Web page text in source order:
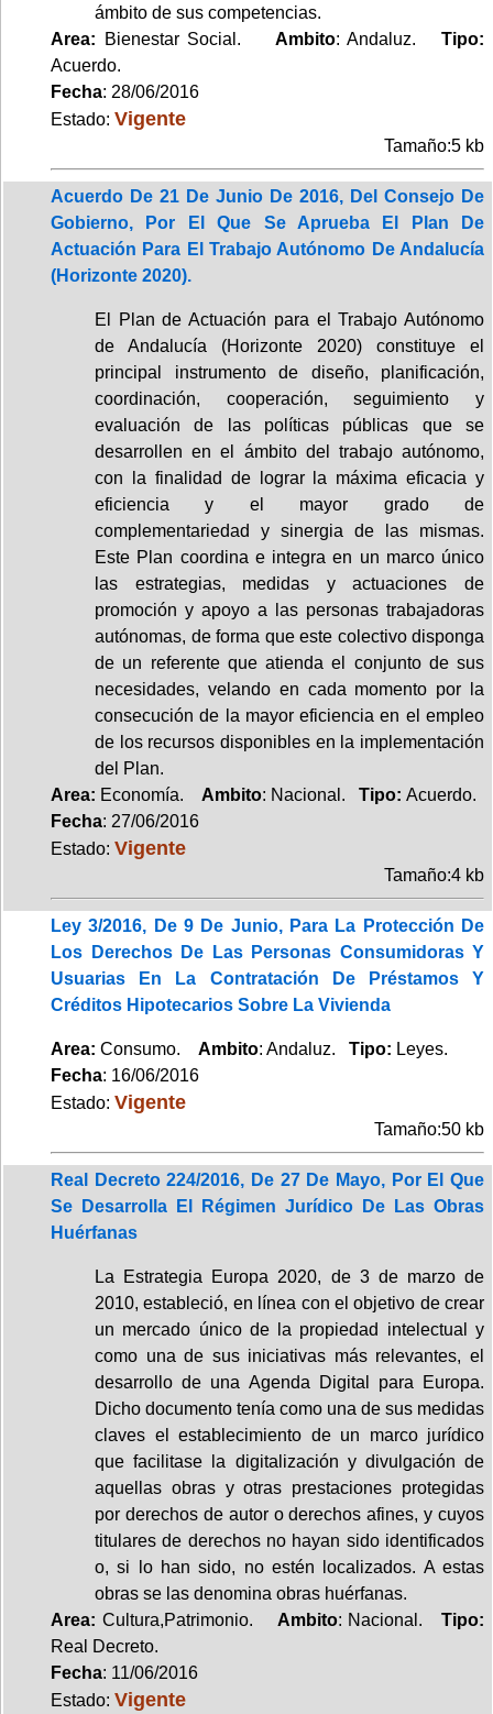
ámbito de sus competencias.
Area: Bienestar Social. Ambito: Andaluz.Tipo:
Acuerdo.
Fecha: 28/06/2016
Estado: Vigente
Tamaño:5 kb
Acuerdo De 21 De Junio De 2016, Del Consejo De
Gobierno, Por El Que Se Aprueba El Plan De
Actuación Para El Trabajo Autónomo De Andalucía
(Horizonte 2020).
El Plan de Actuación para el Trabajo Autónomo
de Andalucía (Horizonte 2020) constituye el
principal instrumento de diseño, planificación,
coordinación, cooperación, seguimiento y
evaluación de las políticas públicas que se
desarrollen en el ámbito del trabajo autónomo,
con la finalidad de lograr la máxima eficacia y
eficiencia y el mayor grado de
complementariedad y sinergia de las mismas.
Este Plan coordina e integra en un marco único
las estrategias, medidas y actuaciones de
promoción y apoyo a las personas trabajadoras
autónomas, de forma que este colectivo disponga
de un referente que atienda el conjunto de sus
necesidades, velando en cada momento por la
consecución de la mayor eficiencia en el empleo
de los recursos disponibles en la implementación
del Plan.
Area: Economía. Ambito: Nacional. Tipo: Acuerdo.
Fecha: 27/06/2016
Estado: Vigente
Tamaño:4 kb
Ley 3/2016, De 9 De Junio, Para La Protección De
Los Derechos De Las Personas Consumidoras Y
Usuarias En La Contratación De Préstamos Y
Créditos Hipotecarios Sobre La Vivienda
Area: Consumo. Ambito: Andaluz. Tipo: Leyes.
Fecha: 16/06/2016
Estado: Vigente
Tamaño:50 kb
Real Decreto 224/2016, De 27 De Mayo, Por El Que
Se Desarrolla El Régimen Jurídico De Las Obras
Huérfanas
La Estrategia Europa 2020, de 3 de marzo de
2010, estableció, en línea con el objetivo de crear
un mercado único de la propiedad intelectual y
como una de sus iniciativas más relevantes, el
desarrollo de una Agenda Digital para Europa.
Dicho documento tenía como una de sus medidas
claves el establecimiento de un marco jurídico
que facilitase la digitalización y divulgación de
aquellas obras y otras prestaciones protegidas
por derechos de autor o derechos afines, y cuyos
titulares de derechos no hayan sido identificados
o, si lo han sido, no estén localizados. A estas
obras se las denomina obras huérfanas.
Area: Cultura,Patrimonio. Ambito: Nacional.Tipo:
Real Decreto.
Fecha: 11/06/2016
Estado: Vigente